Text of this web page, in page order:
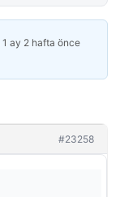
1 ay 2 hafta önce
#23258